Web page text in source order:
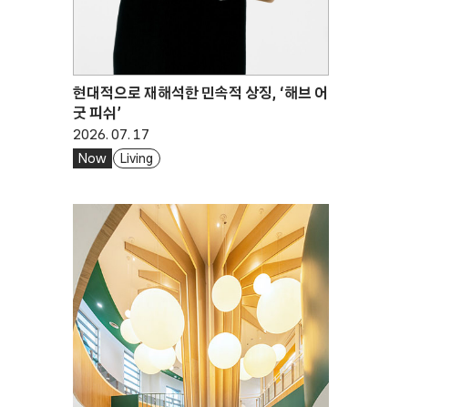
현대적으로 재해석한 민속적 상징, ‘해브 어
굿 피쉬’
2026. 07. 17
Now Living